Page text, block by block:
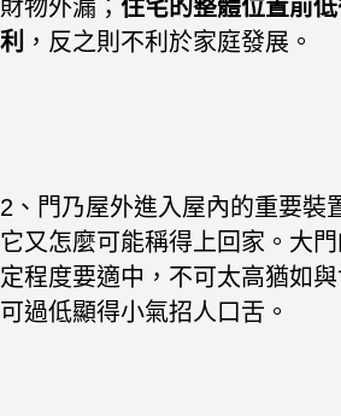
財物外漏； 住宅的整體位置前
利 ，反之則不利於家庭發展。
2、門乃屋外進入屋內的重要裝
它又怎麼可能稱得上回家。大
定程度要適中，不可太高猶如
可過低顯得小氣招人口舌。